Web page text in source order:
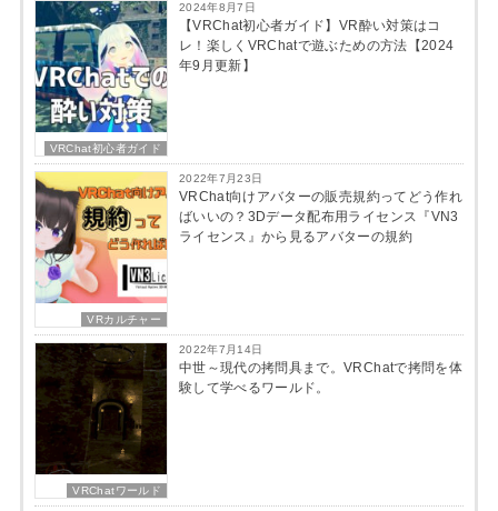
VRChat初心者ガイド
2024年8月7日
【VRChat初心者ガイド】VR酔い対策はコ
レ！楽しくVRChatで遊ぶための方法【2024
年9月更新】
VRカルチャー
2022年7月23日
VRChat向けアバターの販売規約ってどう作れ
ばいいの？3Dデータ配布用ライセンス『VN3
ライセンス』から見るアバターの規約
VRChatワールド
2022年7月14日
中世～現代の拷問具まで。VRChatで拷問を体
験して学べるワールド。